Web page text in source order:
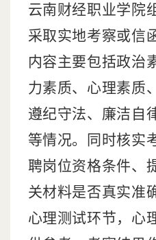
云南财经职业学院
采取实地考察或信
内容主要包括政治
力素质、心理素质
遵纪守法、廉洁自
等情况。同时核实
聘岗位资格条件、
关材料是否真实准
心理测试环节，心